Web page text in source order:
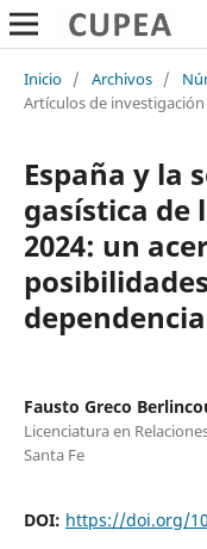
Inicio / Archivos /
Artículos de
España y la
gasística de
2024: un
Fausto Greco
Licenciatura en
Santa Fe
DOI: https://doi.org/